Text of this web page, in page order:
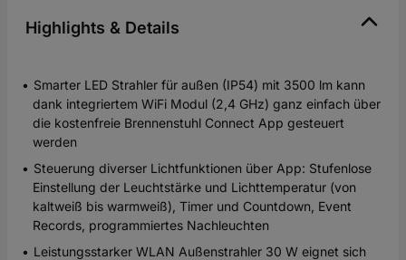
Highlights & Details
Smarter LED Strahler für außen (IP54) mit 3500 lm kann
dank integriertem WiFi Modul (2,4 GHz) ganz einfach über
die kostenfreie Brennenstuhl Connect App gesteuert
werden
Steuerung diverser Lichtfunktionen über App: Stufenlose
Einstellung der Leuchtstärke und Lichttemperatur (von
kaltweiß bis warmweiß), Timer und Countdown, Event
Records, programmiertes Nachleuchten
Leistungsstarker WLAN Außenstrahler 30 W eignet sich